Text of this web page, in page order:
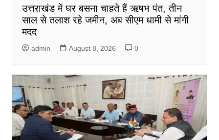
उत्तराखंड में घर बसना चाहते हैं ऋषभ पंत, तीन
साल से तलाश रहे जमीन, अब सीएम धामी से मांगी
मदद
admin August 8, 2026 0